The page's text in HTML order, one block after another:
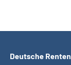
Deutsche